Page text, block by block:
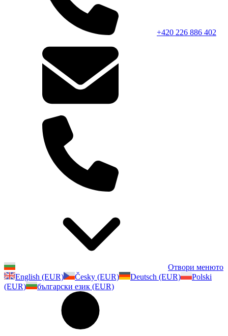
+420 226 886 402
Отвори менюто
English (EUR)
Česky (EUR) Deutsch (EUR)
Polski
(EUR)
български език (EUR)